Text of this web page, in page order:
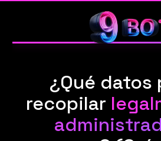
¿Qué datos
recopilar
English